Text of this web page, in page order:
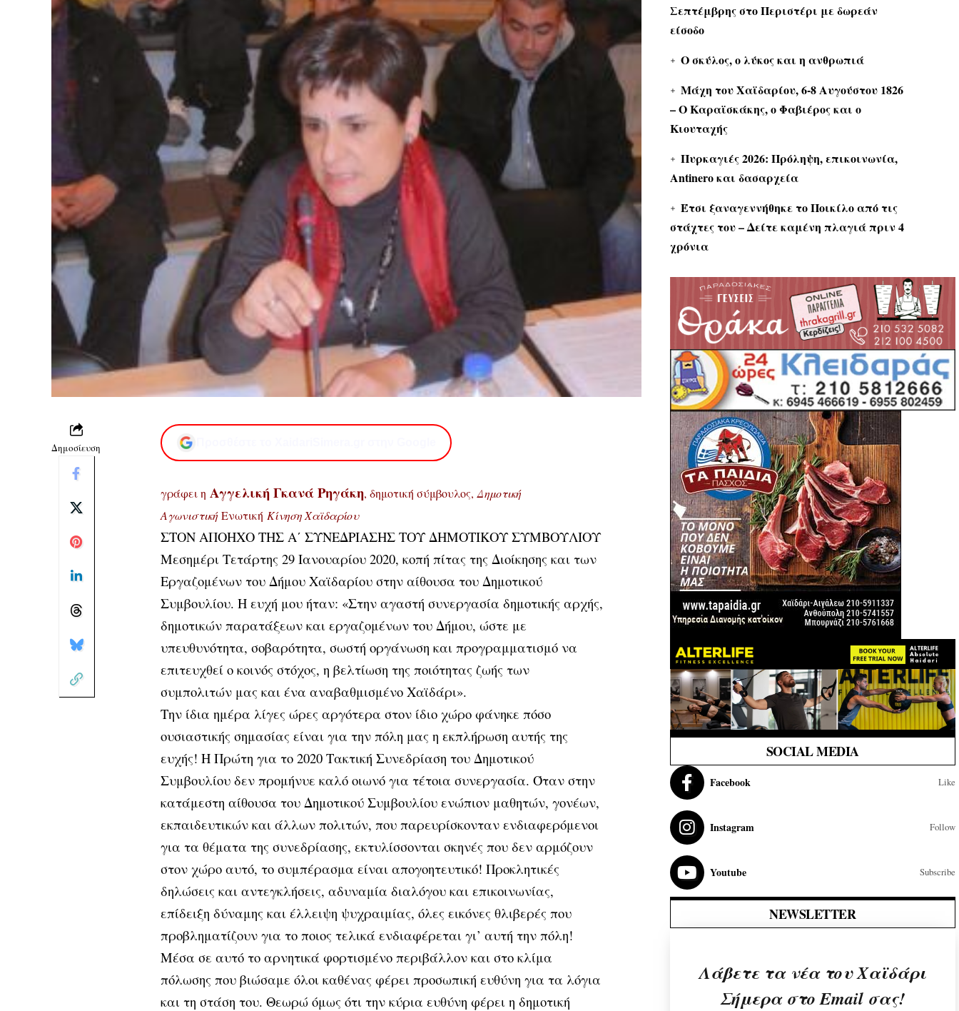
Δημοσίευση
γράφει η Αγγελική Γκανά Ρηγάκη, δημοτική σύμβουλος, Δημοτική
ΑγωνιστικήΕνωτική Κίνηση Χαϊδαρίου
ΣΤΟΝ ΑΠΟΗΧΟ ΤΗΣ Α΄ ΣΥΝΕΔΡΙΑΣΗΣ ΤΟΥ ΔΗΜΟΤΙΚΟΥ ΣΥΜΒΟΥΛΙΟΥ
Μεσημέρι Τετάρτης 29 Ιανουαρίου 2020, κοπή πίτας της Διοίκησης και των
Εργαζομένων του Δήμου Χαϊδαρίου στην αίθουσα του Δημοτικού
Συμβουλίου. Η ευχή μου ήταν: «Στην αγαστή συνεργασία δημοτικής αρχής,
δημοτικών παρατάξεων και εργαζομένων του Δήμου, ώστε με
υπευθυνότητα, σοβαρότητα, σωστή οργάνωση και προγραμματισμό να
επιτευχθεί ο κοινός στόχος, η βελτίωση της ποιότητας ζωής των
συμπολιτών μας και ένα αναβαθμισμένο Χαϊδάρι».
Την ίδια ημέρα λίγες ώρες αργότερα στον ίδιο χώρο φάνηκε πόσο
ουσιαστικής σημασίας είναι για την πόλη μας η εκπλήρωση αυτής της
ευχής! Η Πρώτη για το 2020 Τακτική Συνεδρίαση του Δημοτικού
Συμβουλίου δεν προμήνυε καλό οιωνό για τέτοια συνεργασία. Όταν στην
κατάμεστη αίθουσα του Δημοτικού Συμβουλίου ενώπιον μαθητών, γονέων,
εκπαιδευτικών και άλλων πολιτών, που παρευρίσκονταν ενδιαφερόμενοι
για τα θέματα της συνεδρίασης, εκτυλίσσονται σκηνές που δεν αρμόζουν
στον χώρο αυτό, το συμπέρασμα είναι απογοητευτικό! Προκλητικές
δηλώσεις και αντεγκλήσεις, αδυναμία διαλόγου και επικοινωνίας,
επίδειξη δύναμης και έλλειψη ψυχραιμίας, όλες εικόνες θλιβερές που
προβληματίζουν για το ποιος τελικά ενδιαφέρεται γι’ αυτή την πόλη!
Μέσα σε αυτό το αρνητικά φορτισμένο περιβάλλον και στο κλίμα
πόλωσης που βιώσαμε όλοι καθένας φέρει προσωπική ευθύνη για τα λόγια
και τη στάση του. Θεωρώ όμως ότι την κύρια ευθύνη φέρει η δημοτική
Σεπτέμβρης στο Περιστέρι με δωρεάν
είσοδο
Ο σκύλος, ο λύκος και η ανθρωπιά
Μάχη του Χαϊδαρίου, 6-8 Αυγούστου 1826
– Ο Καραϊσκάκης, ο Φαβιέρος και ο
Κιουταχής
Πυρκαγιές 2026: Πρόληψη, επικοινωνία,
Antinero και δασαρχεία
Έτσι ξαναγεννήθηκε το Ποικίλο από τις
στάχτες του – Δείτε καμένη πλαγιά πριν 4
χρόνια
SOCIAL MEDIA
Facebook Like
Instagram Follow
Youtube Subscribe
NEWSLETTER
Λάβετε τα νέα του Χαϊδάρι
Σήμερα στο Email σας!